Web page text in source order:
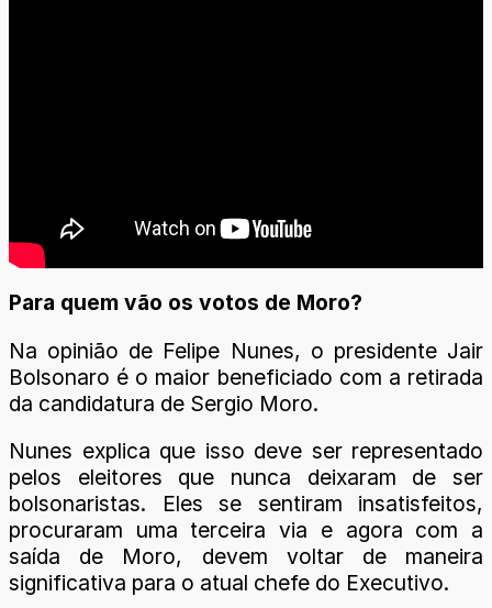
Para quem vão os votos de Moro?
Na opinião de Felipe Nunes, o presidente Jair
Bolsonaro é o maior beneficiado com a retirada
da candidatura de Sergio Moro.
Nunes explica que isso deve ser representado
pelos eleitores que nunca deixaram de ser
bolsonaristas. Eles se sentiram insatisfeitos,
procuraram uma terceira via e agora com a
saída de Moro, devem voltar de maneira
significativa para o atual chefe do Executivo.